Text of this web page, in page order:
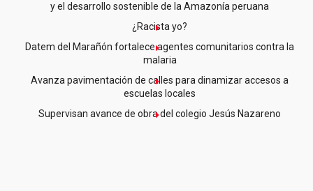
y el desarrollo sostenible de la Amazonía peruana
¿Racista yo?
Datem del Marañón fortalece agentes comunitarios contra la
malaria
Avanza pavimentación de calles para dinamizar accesos a
escuelas locales
Supervisan avance de obra del colegio Jesús Nazareno